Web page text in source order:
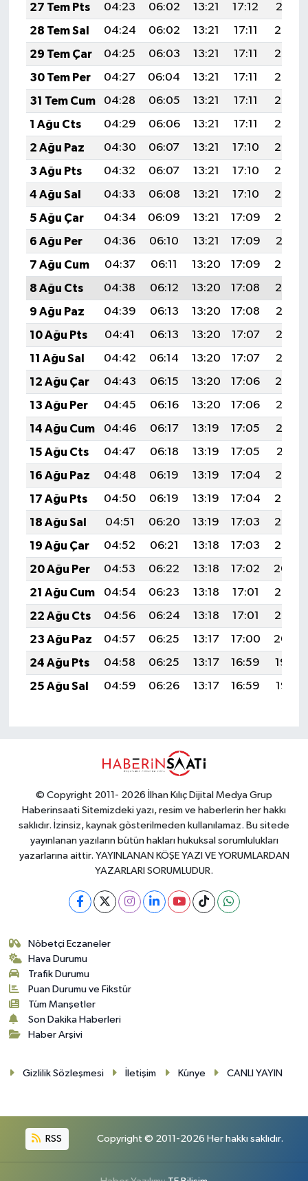
27 Tem Pts
04:23 06:02 13:21 17:12
20:31
28 Tem Sal
04:24 06:02 13:21 17:11
20:30
29 Tem Çar
04:25 06:03 13:21 17:11
20:29
30 Tem Per
04:27 06:04 13:21 17:11
20:28
31 Tem Cum
04:28 06:05 13:21 17:11
20:27
1 Ağu Cts
04:29 06:06 13:21 17:11
20:26
2 Ağu Paz
04:30 06:07 13:21 17:10
20:25
3 Ağu Pts
04:32 06:07 13:21 17:10
20:24
4 Ağu Sal
04:33 06:08 13:21 17:10
20:23
5 Ağu Çar
04:34 06:09 13:21 17:09
20:22
6 Ağu Per
04:36 06:10 13:21 17:09
20:21
7 Ağu Cum
04:37 06:11 13:20 17:09
20:20
8 Ağu Cts
04:38 06:12 13:20 17:08
20:19
9 Ağu Paz
04:39 06:13 13:20 17:08
20:18
10 Ağu Pts
04:41 06:13 13:20 17:07
20:17
11 Ağu Sal
04:42 06:14 13:20 17:07
20:16
12 Ağu Çar
04:43 06:15 13:20 17:06
20:14
13 Ağu Per
04:45 06:16 13:20 17:06
20:13
14 Ağu Cum
04:46 06:17 13:19 17:05
20:12
15 Ağu Cts
04:47 06:18 13:19 17:05
20:11
16 Ağu Paz
04:48 06:19 13:19 17:04
20:10
17 Ağu Pts
04:50 06:19 13:19 17:04
20:08
18 Ağu Sal
04:51 06:20 13:19 17:03
20:07
19 Ağu Çar
04:52 06:21 13:18 17:03
20:06
20 Ağu Per
04:53 06:22 13:18 17:02
20:04
21 Ağu Cum
04:54 06:23 13:18 17:01
20:03
22 Ağu Cts
04:56 06:24 13:18 17:01
20:02
23 Ağu Paz
04:57 06:25 13:17 17:00
20:00
24 Ağu Pts
04:58 06:25 13:17 16:59
19:59
25 Ağu Sal
04:59 06:26 13:17 16:59 19:57
© Copyright 2011- 2026 İlhan Kılıç Dijital Medya Grup
Haberinsaati Sitemizdeki yazı, resim ve haberlerin her hakkı
saklıdır. İzinsiz, kaynak gösterilmeden kullanılamaz. Bu sitede
yayınlanan yazıların bütün hakları hukuksal sorumlulukları
yazarlarına aittir. YAYINLANAN KÖŞE YAZI VE YORUMLARDAN
YAZARLARI SORUMLUDUR.
Nöbetçi Eczaneler
Hava Durumu
Trafik Durumu
Puan Durumu ve Fikstür
Tüm Manşetler
Son Dakika Haberleri
Haber Arşivi
Gizlilik Sözleşmesi İletişim Künye CANLI YAYIN
RSS Copyright © 2011-2026 Her hakkı saklıdır.